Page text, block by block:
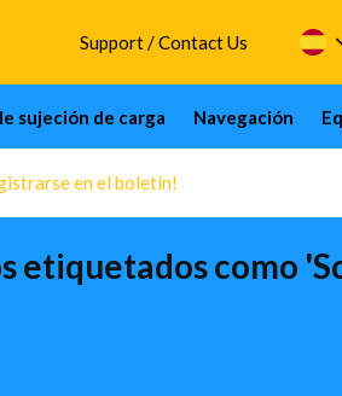
Support / Contact Us
sujeción de carga Navegación
en el boletín!
etiquetados como